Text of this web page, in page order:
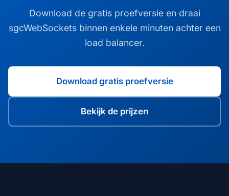
Download de gratis proefversie en draai
sgcWebSockets binnen enkele minuten achter een
load balancer.
Download gratis proefversie
Bekijk de prijzen